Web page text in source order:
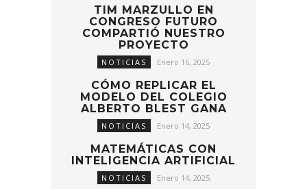
TIM MARZULLO EN
CONGRESO FUTURO
COMPARTIÓ NUESTRO
PROYECTO
NOTICIAS Enero 16, 2025
CÓMO REPLICAR EL
MODELO DEL COLEGIO
ALBERTO BLEST GANA
NOTICIAS Enero 14, 2025
MATEMÁTICAS CON
INTELIGENCIA ARTIFICIAL
NOTICIAS Enero 14, 2025